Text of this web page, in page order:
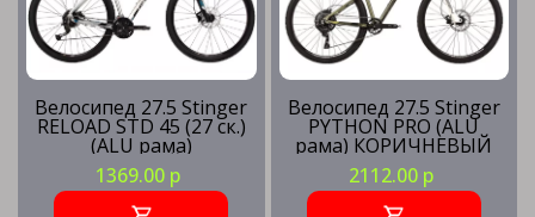
Велосипед 27.5 Stinger
RELOAD STD 45 (27 ск.)
(ALU рама)
СЕРЕБРИСТЫЙ (рама
18) SL45
1369.00 р
Велосипед 27.5 Stinger
PYTHON PRO (ALU
рама) КОРИЧНЕВЫЙ
(рама 16) BN3
2112.00 р